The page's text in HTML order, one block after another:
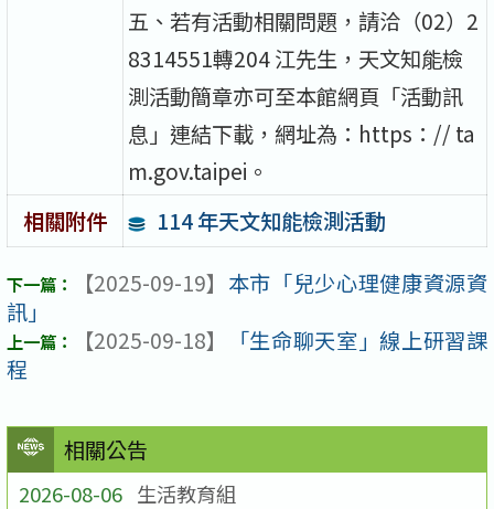
相關公告
2026-08-06 生活教育組
五、若有活動相關問題，請洽（02）2
8314551轉204 江先生，天文知能檢
測活動簡章亦可至本館網頁「活動訊
息」連結下載，網址為：https：// ta
m.gov.taipei。
相關附件
114 年天文知能檢測活動
【2025-09-19】 本市「兒少心理健康資源資
訊」
【2025-09-18】
「生命聊天室」線上研習課
程